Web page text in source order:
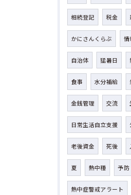
相続登記 税金
かにさんくらぶ 情
自治体 猛暑日
食事 水分補給
金銭管理 交流
日常生活自立支援
老後資金 死後
夏 熱中種 予防
熱中症警戒アラート